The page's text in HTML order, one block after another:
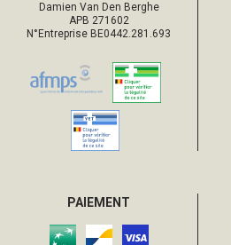
Damien Van Den Berghe
APB 271602
N°Entreprise BE0442.281.693
PAIEMENT